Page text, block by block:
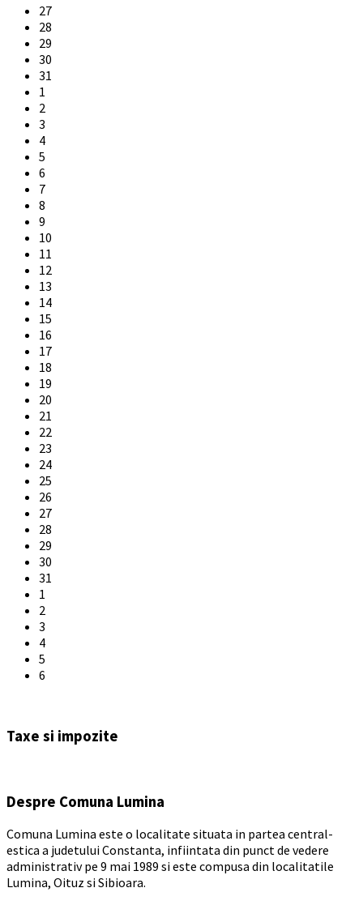
Skip
calendar
days
27
28
29
30
31
1
2
3
4
5
6
7
8
9
10
11
12
13
14
15
16
17
18
19
20
21
22
23
24
25
26
27
28
29
30
31
1
2
3
4
5
6
calendar
Taxe si impozite
Despre Comuna Lumina
Comuna Lumina este o localitate situata in partea central-
estica a judetului Constanta, infiintata din punct de vedere
administrativ pe 9 mai 1989 si este compusa din localitatile
Lumina, Oituz si Sibioara.